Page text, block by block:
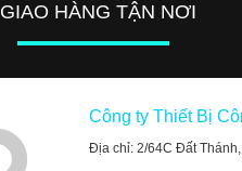
GIAO HÀNG TẬN NƠI
Công ty Thiết Bị
Địa chỉ: 2/64C Đất